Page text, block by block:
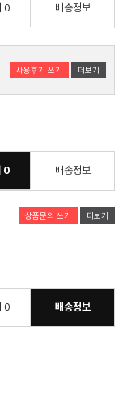
0 배송정보
사용후기 쓰기 더보기
0 배송정보
상품문의 쓰기 더보기
0 배송정보